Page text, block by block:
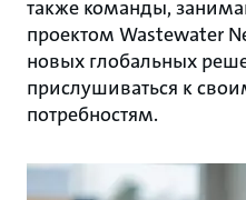
также команды,
проектом Wastewater
новых глобальных
прислушиваться к
потребностям.